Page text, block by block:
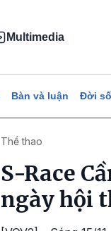
Multimedia
Bàn và luận Đời
Thể thao
S-Race
ngày hội